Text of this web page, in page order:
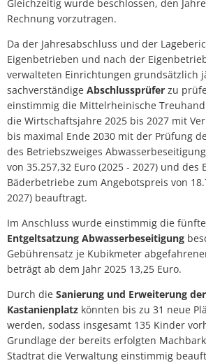
Gleichzeitig wurde beschlossen, den
Rechnung vorzutragen.
Da der Jahresabschluss und der
Eigenbetrieben und nach der
verwalteten Einrichtungen grundsätzlich
sachverständige Abschlussprüfer zu
einstimmig die Mittelrheinische
die Wirtschaftsjahre 2025 bis 2027 mit
bis maximal Ende 2030 mit der Prüfung
des Betriebszweiges
von 35.257,32 Euro (2025 - 2027) und des
Bäderbetriebe zum Angebotspreis von
2027) beauftragt.
Im Anschluss wurde einstimmig die
Entgeltsatzung Abwasserbeseitigung
Gebührensatz je Kubikmeter
beträgt ab dem Jahr 2025 13,25 Euro.
Durch die Sanierung und Erweiterung
Kastanienplatz könnten bis zu 31 neue
werden, sodass insgesamt 135 Kinder
Grundlage der bereits erfolgten
Stadtrat die Verwaltung einstimmig